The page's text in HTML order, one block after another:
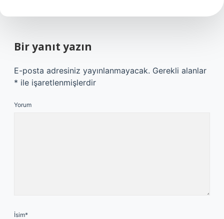
Bir yanıt yazın
E-posta adresiniz yayınlanmayacak. Gerekli alanlar
* ile işaretlenmişlerdir
Yorum
İsim*